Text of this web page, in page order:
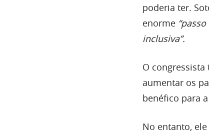
poderia ter.
enorme
inclusiva”.
O
aumentar os
benéfico para
No entanto,